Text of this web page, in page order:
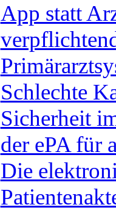
App statt
Schlechte
Sicherheit
der ePA für
Die